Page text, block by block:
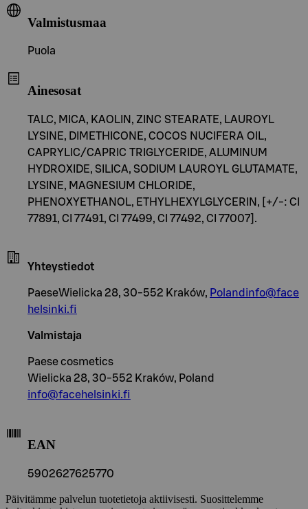
Valmistusmaa
Puola
Ainesosat
TALC, MICA, KAOLIN, ZINC STEARATE, LAUROYL
LYSINE, DIMETHICONE, COCOS NUCIFERA OIL,
CAPRYLIC/CAPRIC TRIGLYCERIDE, ALUMINUM
HYDROXIDE, SILICA, SODIUM LAUROYL GLUTAMATE,
LYSINE, MAGNESIUM CHLORIDE,
PHENOXYETHANOL, ETHYLHEXYLGLYCERIN, [+/-: CI
77891, CI 77491, CI 77499, CI 77492, CI 77007].
Yhteystiedot
PaeseWielicka 28, 30-552 Kraków, Polandinfo@face
helsinki.fi
Valmistaja
Paese cosmetics
Wielicka 28, 30-552 Kraków, Poland
info@facehelsinki.fi
EAN
5902627625770
Päivitämme palvelun tuotetietoja aktiivisesti. Suosittelemme